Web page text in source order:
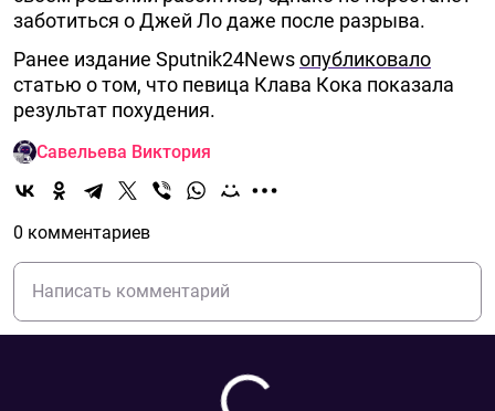
заботиться о Джей Ло даже после разрыва.
Ранее издание Sputnik24Newsопубликовало
статью о том, что певица Клава Кока показала
результат похудения.
Савельева Виктория
0 комментариев